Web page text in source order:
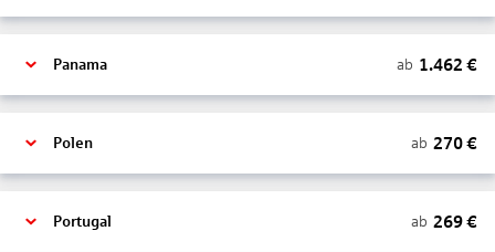
Panama ab 1.462 €
Polen ab 270€
Portugal ab 269€